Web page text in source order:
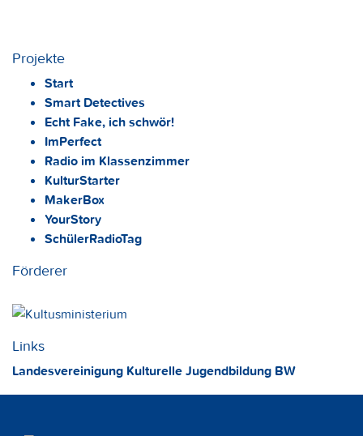
Projekte
Start
Smart Detectives
Echt Fake, ich schwör!
ImPerfect
Radio im Klassenzimmer
KulturStarter
MakerBox
YourStory
SchülerRadioTag
Förderer
Links
Landesvereinigung Kulturelle Jugendbildung BW